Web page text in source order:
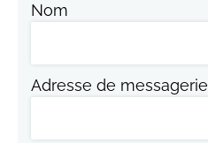
Nom
Adresse de messagerie